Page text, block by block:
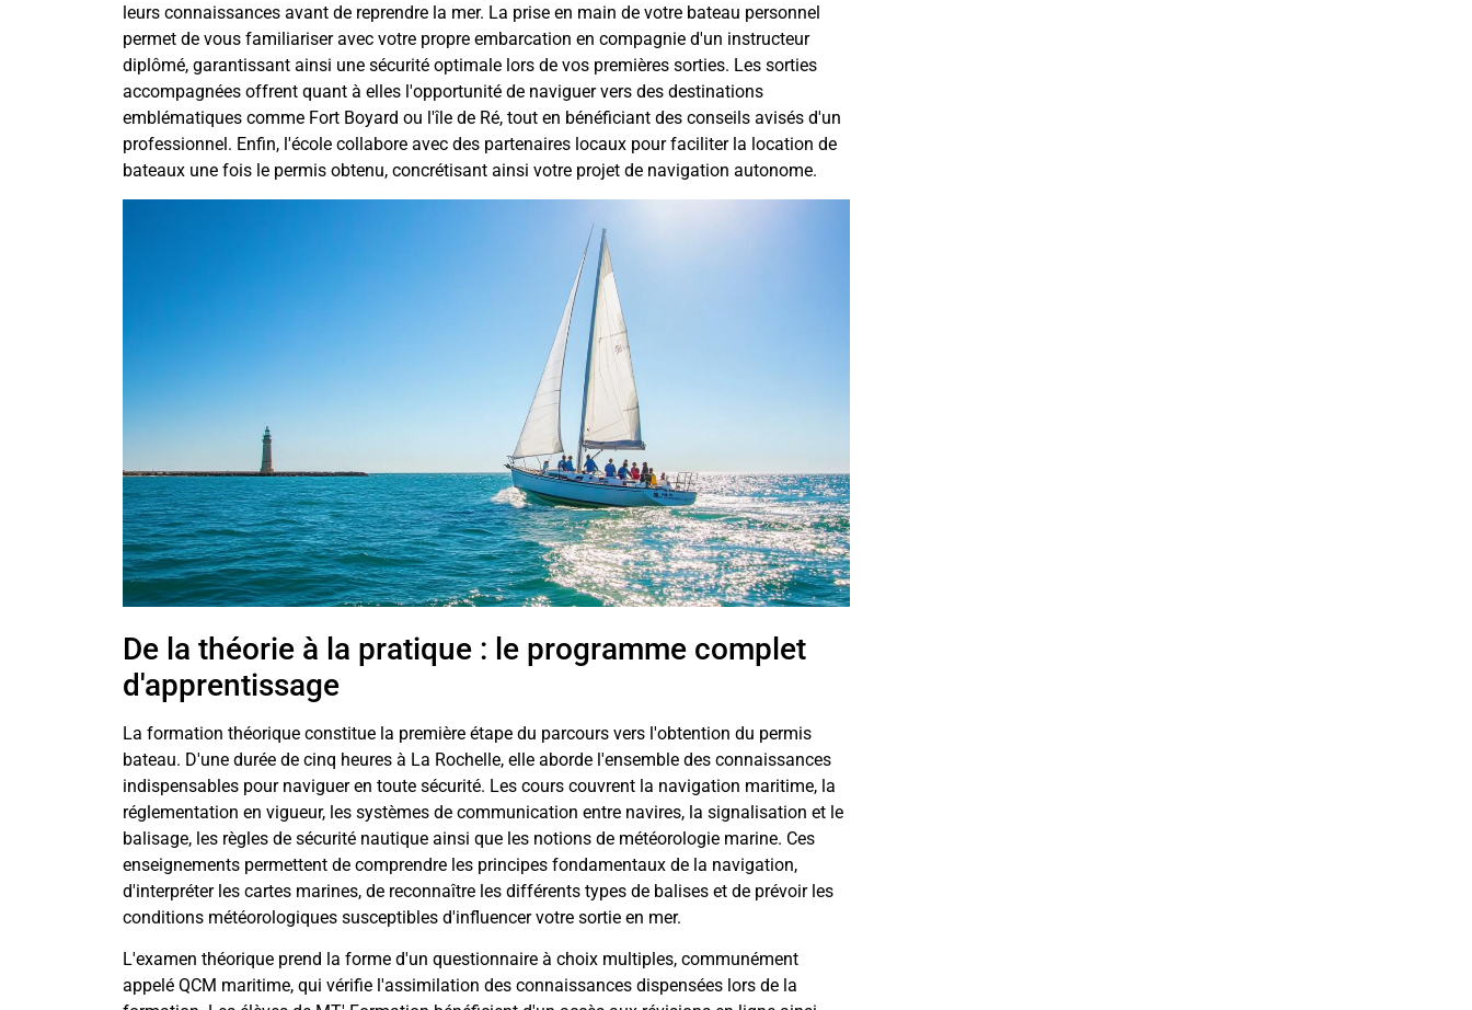
leurs connaissances avant de reprendre la mer. La prise en main de votre bateau personnel
permet de vous familiariser avec votre propre embarcation en compagnie d'un instructeur
diplômé, garantissant ainsi une sécurité optimale lors de vos premières sorties. Les sorties
accompagnées offrent quant à elles l'opportunité de naviguer vers des destinations
emblématiques comme Fort Boyard ou l'île de Ré, tout en bénéficiant des conseils avisés d'un
professionnel. Enfin, l'école collabore avec des partenaires locaux pour faciliter la location de
bateaux une fois le permis obtenu, concrétisant ainsi votre projet de navigation autonome.
De la théorie à la pratique : le programme complet
d'apprentissage
La formation théorique constitue la première étape du parcours vers l'obtention du permis
bateau. D'une durée de cinq heures à La Rochelle, elle aborde l'ensemble des connaissances
indispensables pour naviguer en toute sécurité. Les cours couvrent la navigation maritime, la
réglementation en vigueur, les systèmes de communication entre navires, la signalisation et le
balisage, les règles de sécurité nautique ainsi que les notions de météorologie marine. Ces
enseignements permettent de comprendre les principes fondamentaux de la navigation,
d'interpréter les cartes marines, de reconnaître les différents types de balises et de prévoir les
conditions météorologiques susceptibles d'influencer votre sortie en mer.
L'examen théorique prend la forme d'un questionnaire à choix multiples, communément
appelé QCM maritime, qui vérifie l'assimilation des connaissances dispensées lors de la